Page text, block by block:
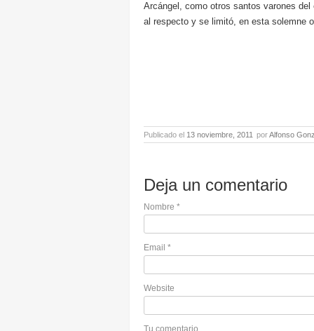
Arcángel, como otros santos varones
al respecto y se limitó, en esta solemne
Publicado el 13 noviembre, 2011 porAlfonso
Deja un comentario
Nombre *
Email *
Website
Tu comentario